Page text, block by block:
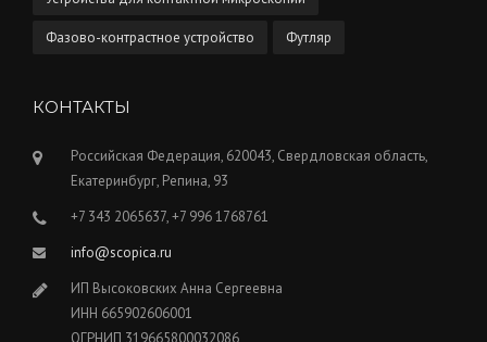
Фазово-контрастное устройство Футляр
КОНТАКТЫ
Российская Федерация, 620043, Свердловская область,
Екатеринбург, Репина, 93
+7 343 2065637, +7 996 1768761
info@scopica.ru
ИП Высоковских Анна Сергеевна
ИНН 665902606001